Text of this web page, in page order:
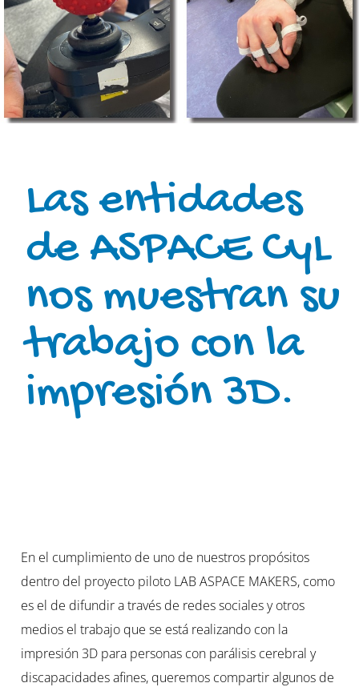
Las entidades
de ASPACE CyL
nos muestran su
trabajo con la
impresión 3D.
En el cumplimiento de uno de nuestros propósitos
dentro del proyecto piloto LAB ASPACE MAKERS, como
es el de difundir a través de redes sociales y otros
medios el trabajo que se está realizando con la
impresión 3D para personas con parálisis cerebral y
discapacidades afines, queremos compartir algunos de